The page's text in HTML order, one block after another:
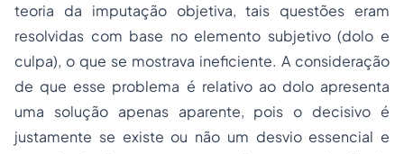
teoria da imputação objetiva, tais questões eram
resolvidas com base no elemento subjetivo (dolo e
culpa), o que se mostrava ineficiente. A consideração
de que esse problema é relativo ao dolo apresenta
uma solução apenas aparente, pois o decisivo é
justamente se existe ou não um desvio essencial e